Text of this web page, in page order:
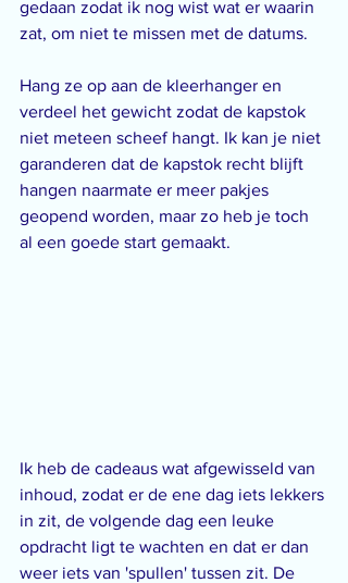
gedaan zodat ik nog wist wat er waarin
zat, om niet te missen met de datums.
Hang ze op aan de kleerhanger en
verdeel het gewicht zodat de kapstok
niet meteen scheef hangt. Ik kan je niet
garanderen dat de kapstok recht blijft
hangen naarmate er meer pakjes
geopend worden, maar zo heb je toch
al een goede start gemaakt.
Ik heb de cadeaus wat afgewisseld van
inhoud, zodat er de ene dag iets lekkers
in zit, de volgende dag een leuke
opdracht ligt te wachten en dat er dan
weer iets van 'spullen' tussen zit. De